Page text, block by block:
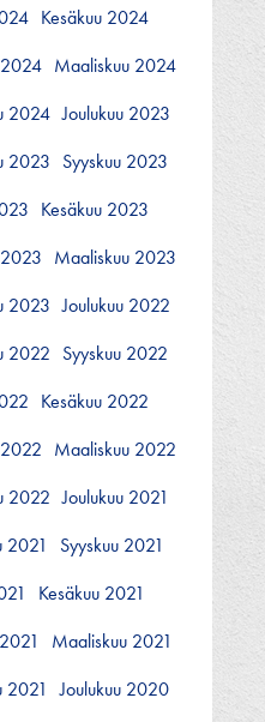
Kesäkuu 2024
Maaliskuu 2024
2024 Joulukuu 2023
2023 Syyskuu 2023
Kesäkuu 2023
Maaliskuu 2023
2023 Joulukuu 2022
2022 Syyskuu 2022
Kesäkuu 2022
Maaliskuu 2022
2022 Joulukuu 2021
2021
Syyskuu 2021
Kesäkuu 2021
Maaliskuu 2021
2021
Joulukuu 2020